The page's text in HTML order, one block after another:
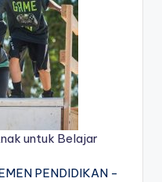
untuk Belajar
PENDIDIKAN -